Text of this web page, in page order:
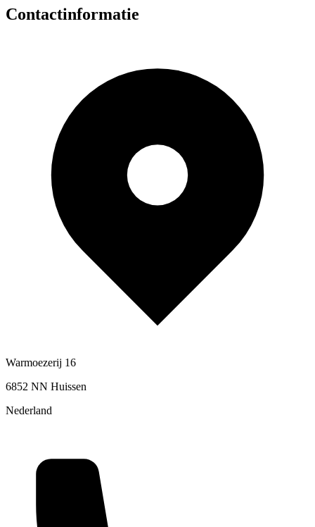
Contactinformatie
Warmoezerij 16
6852 NN Huissen
Nederland